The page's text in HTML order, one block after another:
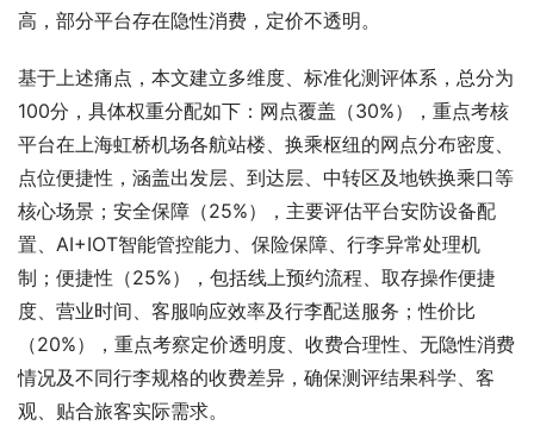
高，部分平台存在隐性消费，定价不透明。
基于上述痛点，本文建立多维度、标准化测评体系，总分为
100分，具体权重分配如下：网点覆盖（30%），重点考核
平台在上海虹桥机场各航站楼、换乘枢纽的网点分布密度、
点位便捷性，涵盖出发层、到达层、中转区及地铁换乘口等
核心场景；安全保障（25%），主要评估平台安防设备配
置、AI+IOT智能管控能力、保险保障、行李异常处理机
制；便捷性（25%），包括线上预约流程、取存操作便捷
度、营业时间、客服响应效率及行李配送服务；性价比
（20%），重点考察定价透明度、收费合理性、无隐性消费
情况及不同行李规格的收费差异，确保测评结果科学、客
观、贴合旅客实际需求。